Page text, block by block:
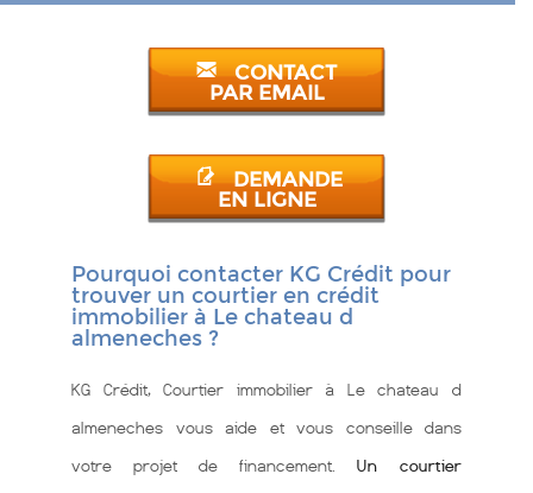
CONTACT
PAR EMAIL
DEMANDE
EN LIGNE
Pourquoi contacter KG Crédit pour
trouver un courtier en crédit
immobilier à Le chateau d
almeneches ?
KG Crédit, Courtier immobilier à Le chateau d
almeneches vous aide et vous conseille dans
votre projet de financement. Un courtier